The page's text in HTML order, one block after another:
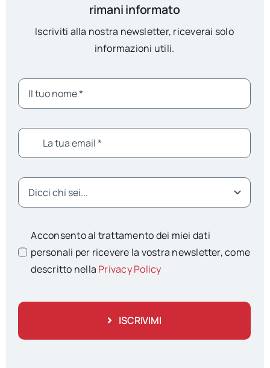
rimani informato
Iscriviti alla nostra newsletter, riceverai solo
informazioni utili.
Acconsento al trattamento dei miei dati
personali per ricevere la vostra newsletter, come
descritto nella Privacy Policy
ISCRIVIMI